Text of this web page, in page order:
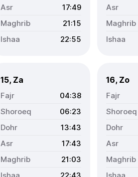
17:49
21:15
22:55
15, Za
04:38
06:23
13:43
17:43
21:03
16, Zo